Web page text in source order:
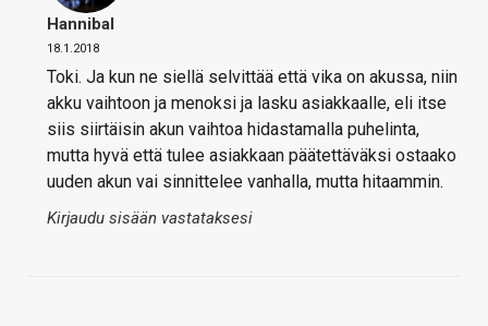
Hannibal
18.1.2018
Toki. Ja kun ne siellä selvittää että vika on akussa, niin
akku vaihtoon ja menoksi ja lasku asiakkaalle, eli itse
siis siirtäisin akun vaihtoa hidastamalla puhelinta,
mutta hyvä että tulee asiakkaan päätettäväksi ostaako
uuden akun vai sinnittelee vanhalla, mutta hitaammin.
Kirjaudu sisään vastataksesi